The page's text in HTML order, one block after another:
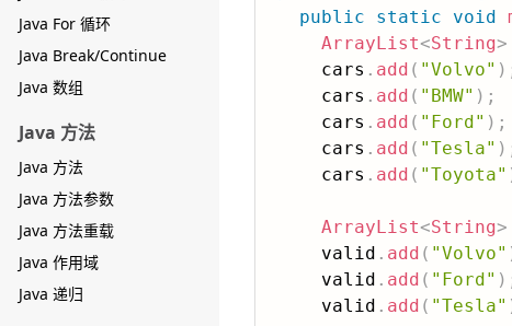
Java For 循环
Java Break/Continue
Java 数组
Java 方法
Java 方法
Java 方法参数
Java 方法重载
Java 作用域
Java 递归
public
static void
ArrayList<String>
    cars
. add ( "Volvo" )
    cars
. add ( "BMW" ) ;
    cars
. add ( "Ford" ) ;
    cars
. add ( "Tesla" )
    cars
. add ( "Toyota"
ArrayList<String>
    valid
. add ( "Volvo"
    valid
. add ( "Ford" )
    valid
. add ( "Tesla"